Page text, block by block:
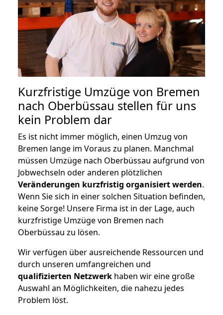
Kurzfristige Umzüge von Bremen
nach Oberbüssau stellen für uns
kein Problem dar
Es ist nicht immer möglich, einen Umzug von
Bremen lange im Voraus zu planen. Manchmal
müssen Umzüge nach Oberbüssau aufgrund von
Jobwechseln oder anderen plötzlichen
Veränderungen kurzfristig organisiert werden.
Wenn Sie sich in einer solchen Situation befinden,
keine Sorge! Unsere Firma ist in der Lage, auch
kurzfristige Umzüge von Bremen nach
Oberbüssau zu lösen.
Wir verfügen über ausreichende Ressourcen und
durch unseren umfangreichen und
qualifizierten Netzwerk haben wir eine große
Auswahl an Möglichkeiten, die nahezu jedes
Problem löst.